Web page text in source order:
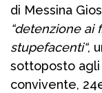
di Messina
“detenzione ai
stupefacenti“,
sottoposto
convivente,